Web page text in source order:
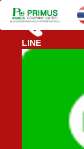
CALL
LINE